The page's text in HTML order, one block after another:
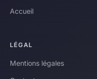
Accueil
LÉGAL
Mentions légales